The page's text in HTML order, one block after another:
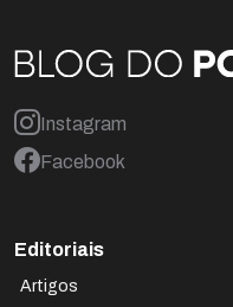
Instagram
Facebook
Editoriais
Artigos